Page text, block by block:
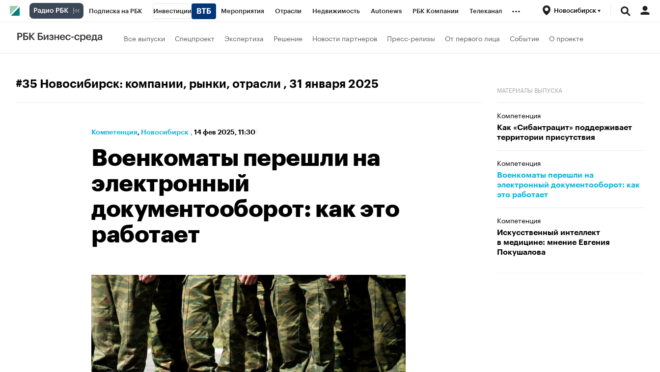
Подписка на РБК Инвестиции Мероприятия Отрасли Недвижимость Autonews РБК Компании Телеканал
РБК Вино
Кредитные рейтинги
... Новосибирск
Все выпуски Спецпроект Экспертиза Решение Новости партнеров Пресс-релизы От первого лица Событие О проекте
#35 Новосибирск: компании, рынки, отрасли , 31 января 2025
Компетенция⁠, Новосибирск , 14 фев 2025, 11:30
Военкоматы перешли на
электронный
документооборот: как это
работает
МАТЕРИАЛЫ ВЫПУСКА
Компетенция
Как «Сибантрацит» поддерживает
территории присутствия
Компетенция
Военкоматы перешли на
электронный документооборот: как
это работает
Компетенция
Искусственный интеллект
в медицине: мнение Евгения
Покушалова